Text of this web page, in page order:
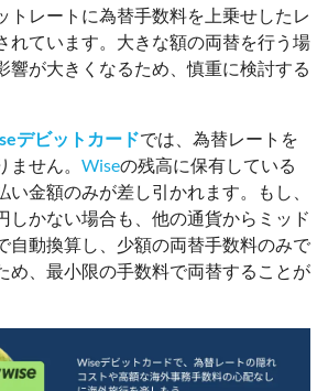
トレートに為替手数料を上乗せしたレ
れています。大きな額の両替を行う場
響が大きくなるため、慎重に検討する
デビットカードでは、為替レートを
せん。 Wiseの残高に保有している
い金額のみが差し引かれます。もし、
しかない場合も、他の通貨からミッド
自動換算し、少額の両替手数料のみで
め、最小限の手数料で両替することが